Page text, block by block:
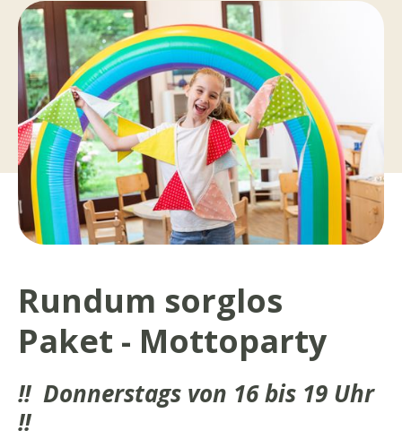
Rundum sorglos
Paket - Mottoparty
!! Donnerstags von 16 bis 19 Uhr
!!